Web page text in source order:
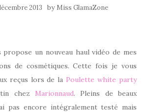
2013 by Miss GlamaZone
propose un nouveau haul vidéo de mes
de cosmétiques. Cette fois je vous
reçus lors de la Poulette white party
chez Marionnaud. Pleins de beaux
pas encore intégralement testé mais